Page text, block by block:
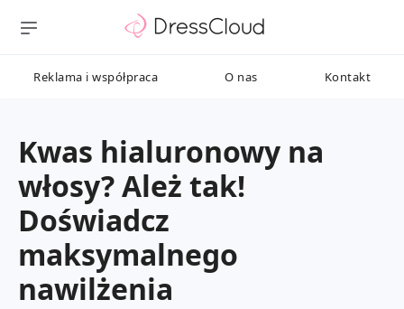
Reklama i współpraca O nas Kontakt
Kwas hialuronowy na
włosy? Ależ tak!
Doświadcz
maksymalnego
nawilżenia